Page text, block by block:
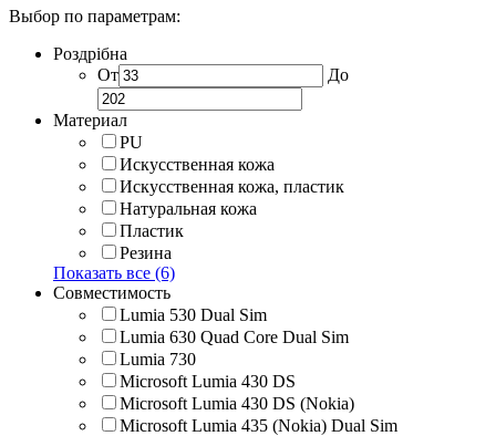
Выбор по параметрам:
Роздрібна
От
До
Материал
PU
Искусственная кожа
Искусственная кожа, пластик
Натуральная кожа
Пластик
Резина
Показать все (6)
Совместимость
Lumia 530 Dual Sim
Lumia 630 Quad Core Dual Sim
Lumia 730
Microsoft Lumia 430 DS
Microsoft Lumia 430 DS (Nokia)
Microsoft Lumia 435 (Nokia) Dual Sim